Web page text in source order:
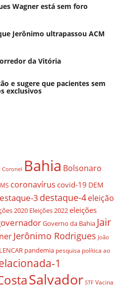
Wagner está sem foro
Jerônimo ultrapassou ACM
da Vitória
e sugere que pacientes sem
exclusivos
Coronel Bahia Bolsonaro
coronavírus covid-19 DEM
3 destaque-4eleição
2020 Eleições 2022eleições
Governo da Bahia Jair
Jerônimo Rodrigues João
pandemia pesquisa política ao
1
Salvador STF Vacina